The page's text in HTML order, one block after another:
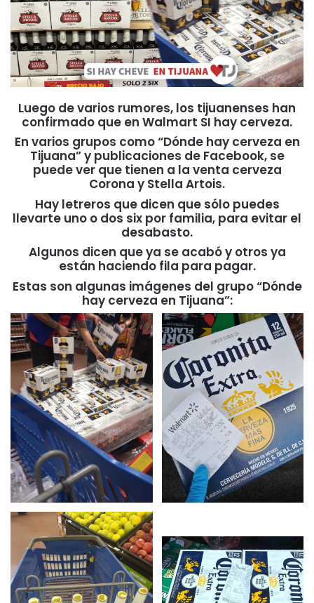
Luego de varios rumores, los tijuanenses han
confirmado que en Walmart SI hay cerveza.
En varios grupos como “Dónde hay cerveza en
Tijuana” y publicaciones de Facebook, se
puede ver que tienen a la venta cerveza
Corona y Stella Artois.
Hay letreros que dicen que sólo puedes
llevarte uno o dos six por familia, para evitar el
desabasto.
Algunos dicen que ya se acabó y otros ya
están haciendo fila para pagar.
Estas son algunas imágenes del grupo “Dónde
hay cerveza en Tijuana”: